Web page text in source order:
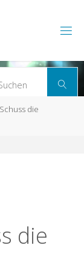
Suchen
die
die